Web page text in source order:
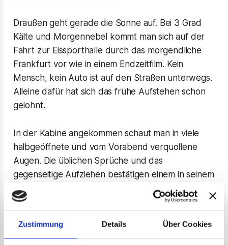
Zustimmung Details Über Cookies
Draußen geht gerade die Sonne auf. Bei 3 Grad
Kälte und Morgennebel kommt man sich auf der
Fahrt zur Eissporthalle durch das morgendliche
Frankfurt vor wie in einem Endzeitfilm. Kein
Mensch, kein Auto ist auf den Straßen unterwegs.
Alleine dafür hat sich das frühe Aufstehen schon
gelohnt.
In der Kabine angekommen schaut man in viele
halbgeöffnete und vom Vorabend verquollene
Augen. Die üblichen Sprüche und das
gegenseitige Aufziehen bestätigen einem in seinem
Entschluss den inneren Schweinehund zu
überwinden und zum Training zu kommen.
Auf der Eisfläche angekommen wollen die